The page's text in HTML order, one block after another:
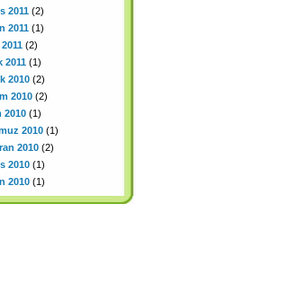
2011 (2)
2011 (1)
(2)
2011 (1)
2010 (2)
2010 (2)
2010 (1)
2010 (1)
2010 (2)
2010 (1)
2010 (1)